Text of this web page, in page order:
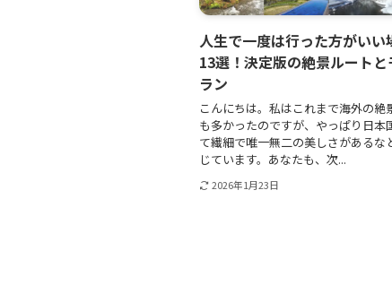
人生で一度は行った方がいい
13選！決定版の絶景ルート
ラン
こんにちは。私はこれまで海外の絶
も多かったのですが、やっぱり日本
て繊細で唯一無二の美しさがあるな
じています。あなたも、次...
2026年1月23日